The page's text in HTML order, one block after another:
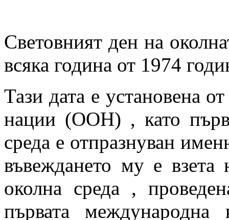
Световният ден на
всяка година от 1974
Тази дата е установена
нации (ООН) , като
среда е отпразнуван
въвеждането му е
околна среда ,
първата